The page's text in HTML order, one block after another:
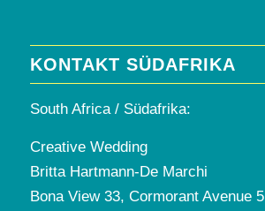
KONTAKT SÜDAFRIKA
South Africa / Südafrika:
Creative Wedding
Britta Hartmann-De Marchi
Bona View 33, Cormorant Avenue 5